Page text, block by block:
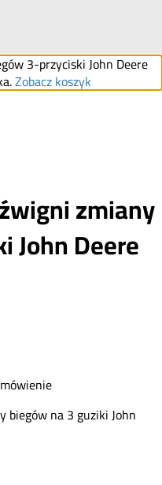
3-przyciski John Deere
Zobacz koszyk
zmiany
John Deere
biegów na 3 guziki John